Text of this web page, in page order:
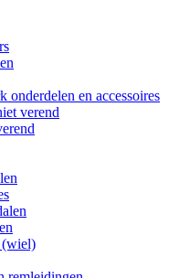
onderdelen en accessoires
verend
(wiel)